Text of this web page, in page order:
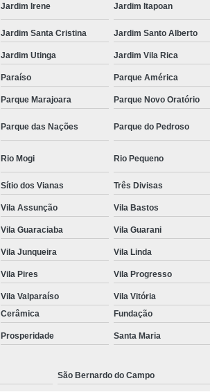
Jardim Irene Jardim Itapoan
Jardim Santa Cristina Jardim Santo Alberto
Jardim Utinga Jardim Vila Rica
Paraíso Parque América
Parque Marajoara Parque Novo Oratório
Parque das Nações Parque do Pedroso
Rio Mogi Rio Pequeno
Sítio dos Vianas Três Divisas
Vila Assunção Vila Bastos
Vila Guaraciaba Vila Guarani
Vila Junqueira Vila Linda
Vila Pires Vila Progresso
Vila Valparaíso Vila Vitória
Cerâmica Fundação
Prosperidade Santa Maria
São Bernardo do Campo